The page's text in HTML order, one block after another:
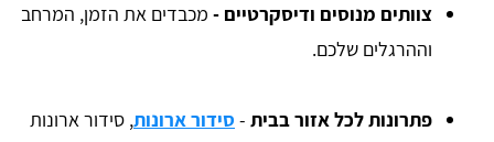
צוותים מנוסים ודיסקרטיים - מכבדים את הזמן, המרחב
וההרגלים שלכם.
פתרונות לכל אזור בבית - סידור ארונות, סידור ארונות